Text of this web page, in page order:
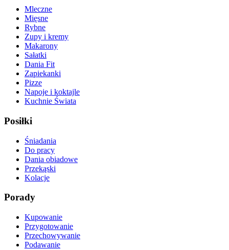
Mleczne
Mięsne
Rybne
Zupy i kremy
Makarony
Sałatki
Dania Fit
Zapiekanki
Pizze
Napoje i koktajle
Kuchnie Świata
Posiłki
Śniadania
Do pracy
Dania obiadowe
Przekąski
Kolacje
Porady
Kupowanie
Przygotowanie
Przechowywanie
Podawanie